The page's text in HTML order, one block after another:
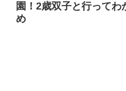
園！2歳双子と行ってわ
め